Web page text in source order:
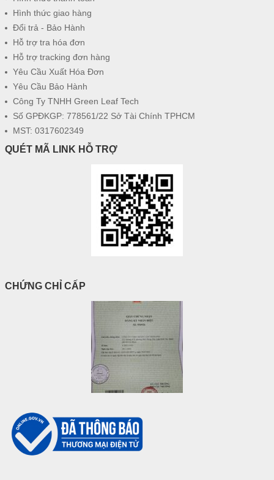
Hình thức giao hàng
Đổi trả - Bảo Hành
Hỗ trợ tra hóa đơn
Hỗ trợ tracking đơn hàng
Yêu Cầu Xuất Hóa Đơn
Yêu Cầu Bảo Hành
Công Ty TNHH Green Leaf Tech
Số GPĐKGP: 778561/22 Sở Tài Chính TPHCM
MST: 0317602349
QUÉT MÃ LINK HỖ TRỢ
CHỨNG CHỈ CẤP